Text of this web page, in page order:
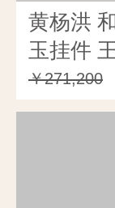
黄杨洪
玉挂件
￥271,200